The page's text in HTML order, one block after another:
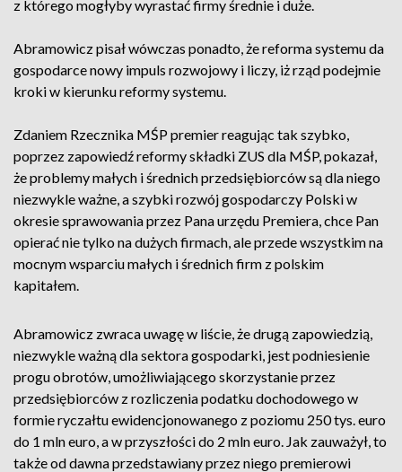
z którego mogłyby wyrastać firmy średnie i duże.
Abramowicz pisał wówczas ponadto, że reforma systemu da
gospodarce nowy impuls rozwojowy i liczy, iż rząd podejmie
kroki w kierunku reformy systemu.
Zdaniem Rzecznika MŚP premier reagując tak szybko,
poprzez zapowiedź reformy składki ZUS dla MŚP, pokazał,
że problemy małych i średnich przedsiębiorców są dla niego
niezwykle ważne, a szybki rozwój gospodarczy Polski w
okresie sprawowania przez Pana urzędu Premiera, chce Pan
opierać nie tylko na dużych firmach, ale przede wszystkim na
mocnym wsparciu małych i średnich firm z polskim
kapitałem.
Abramowicz zwraca uwagę w liście, że drugą zapowiedzią,
niezwykle ważną dla sektora gospodarki, jest podniesienie
progu obrotów, umożliwiającego skorzystanie przez
przedsiębiorców z rozliczenia podatku dochodowego w
formie ryczałtu ewidencjonowanego z poziomu 250 tys. euro
do 1 mln euro, a w przyszłości do 2 mln euro. Jak zauważył, to
także od dawna przedstawiany przez niego premierowi